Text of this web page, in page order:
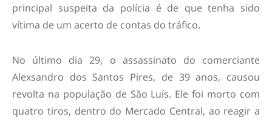
principal suspeita da polícia é de que tenha sido
vítima de um acerto de contas do tráfico.
No último dia 29, o assassinato do comerciante
Alexsandro dos Santos Pires, de 39 anos, causou
revolta na população de São Luís. Ele foi morto com
quatro tiros, dentro do Mercado Central, ao reagir a